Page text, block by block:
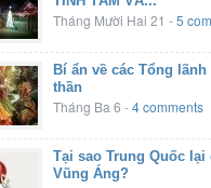
Tháng Mười Hai 21 -5
Bí ẩn về các Tổng lãnh
thần
Tháng Ba 6 -4 comments
Tại sao Trung Quốc lại
Vũng Áng?